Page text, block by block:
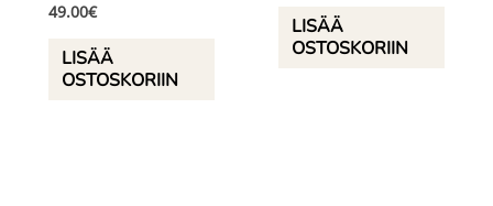
49.00€
LISÄÄ
OSTOSKORIIN
LISÄÄ
OSTOSKORIIN